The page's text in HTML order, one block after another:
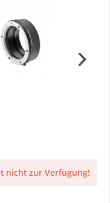
nicht zur Verfügung!